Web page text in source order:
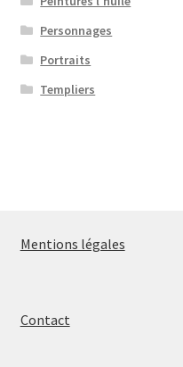
Personnages
Portraits
Templiers
Mentions légales
Contact